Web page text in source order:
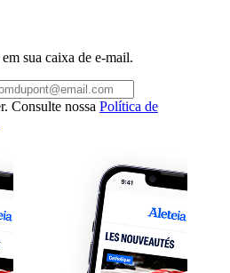
sua caixa de e-mail.
Consulte nossa Política de